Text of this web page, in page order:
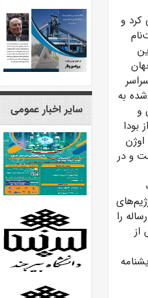
کرد و
به
و
بودا
و در
را
از
سایر اخبار عمومی